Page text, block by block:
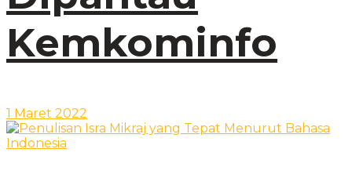
Kemkominfo
1 Maret 2022